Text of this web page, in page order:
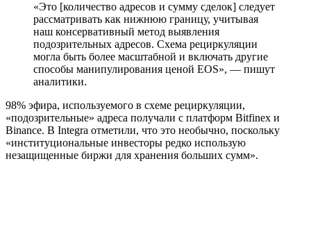
«Это [количество адресов и сумму сделок] следует
рассматривать как нижнюю границу, учитывая
наш консервативный метод выявления
подозрительных адресов. Схема рециркуляции
могла быть более масштабной и включать другие
способы манипулирования ценой EOS», — пишут
аналитики.
98% эфира, используемого в схеме рециркуляции,
«подозрительные» адреса получали с платформ Bitfinex и
Binance. В Integra отметили, что это необычно, поскольку
«институциональные инвесторы редко использую
незащищенные биржи для хранения больших сумм».